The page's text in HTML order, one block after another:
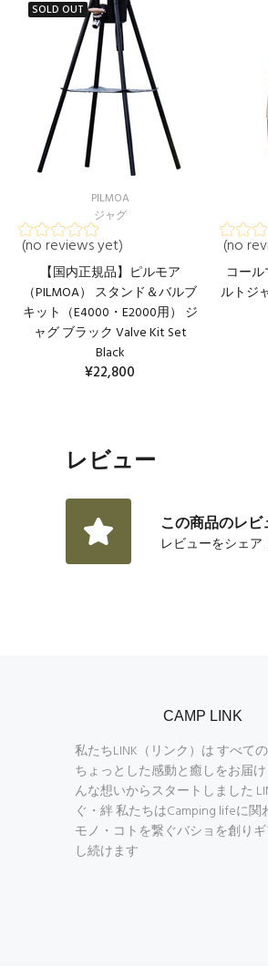
SOLD OUT
PILMOA
ジャグ
(no reviews yet)
【国内正規品】ピルモア
（PILMOA） スタンド＆バルブ
キット（E4000・E2000用） ジ
ャグ ブラック Valve Kit Set
Black
¥22,800
(no
コー
ルトジ
レビュー
この商品のレビ
レビューをシェア
CAMP LINK
私たちLINK（リンク）は すべて
ちょっとした感動と癒しをお届
んな想いからスタートしました
ぐ・絆 私たちはCamping lifeに関
モノ・コトを繋ぐバショを創り
し続けます